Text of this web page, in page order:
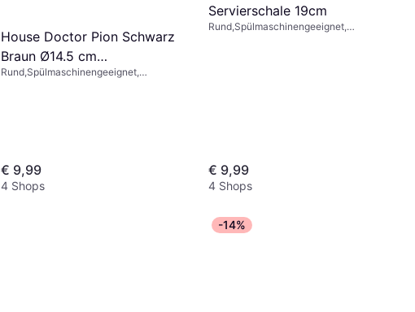
House Doctor Pion Schwarz
Braun Ø14.5 cm
Servierschale 14.5cm
Rund,Spülmaschinengeeignet,
€ 9,99
4 Shops
Servierschale 19cm
Rund,Spülmaschinengeeignet,
€ 9,99
4 Shops
-14%